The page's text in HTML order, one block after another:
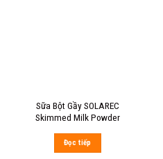
Sữa Bột Gầy SOLAREC
Skimmed Milk Powder
Đọc tiếp